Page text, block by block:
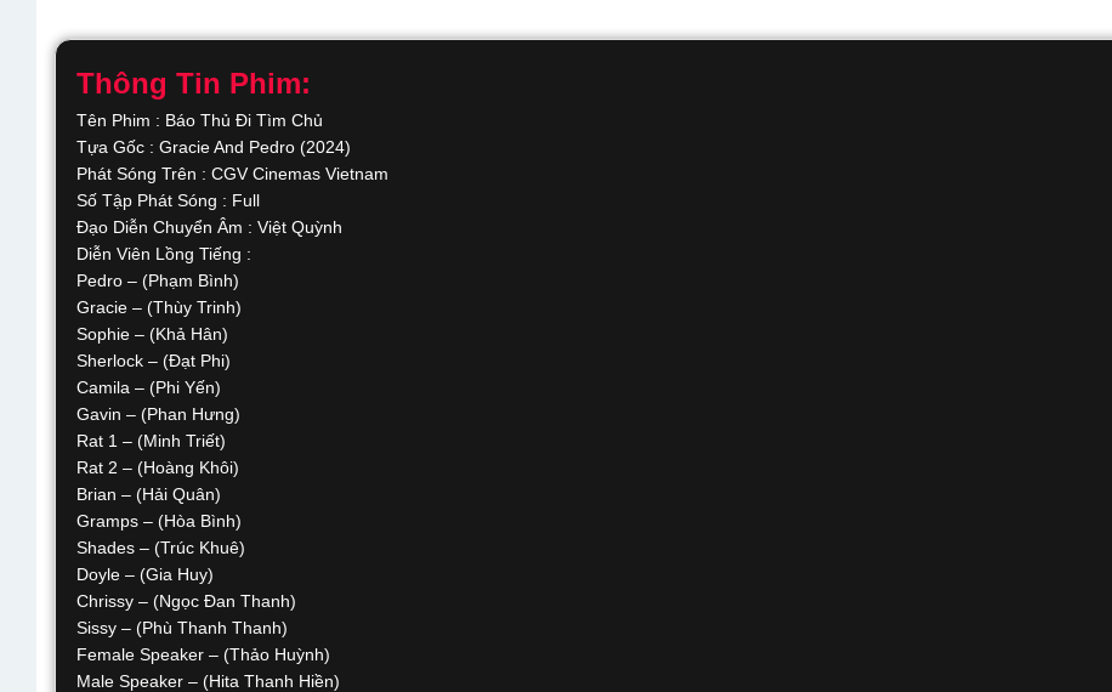
Thông Tin Phim:
Tên Phim : Báo Thủ Đi Tìm Chủ
Tựa Gốc : Gracie And Pedro (2024)
Phát Sóng Trên : CGV Cinemas Vietnam
Số Tập Phát Sóng : Full
Đạo Diễn Chuyển Âm : Việt Quỳnh
Diễn Viên Lồng Tiếng :
Pedro – (Phạm Bình)
Gracie – (Thùy Trinh)
Sophie – (Khả Hân)
Sherlock – (Đạt Phi)
Camila – (Phi Yến)
Gavin – (Phan Hưng)
Rat 1 – (Minh Triết)
Rat 2 – (Hoàng Khôi)
Brian – (Hải Quân)
Gramps – (Hòa Bình)
Shades – (Trúc Khuê)
Doyle – (Gia Huy)
Chrissy – (Ngọc Đan Thanh)
Sissy – (Phù Thanh Thanh)
Female Speaker – (Thảo Huỳnh)
Male Speaker – (Hita Thanh Hiền)